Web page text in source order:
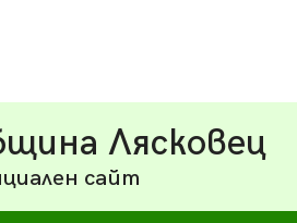
Лясковец
сайт